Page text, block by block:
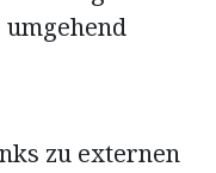
zu externen